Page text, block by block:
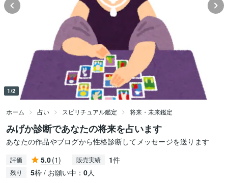
1/2
ホーム 占い スピリチュアル鑑定 将来・未来鑑定
みげか診断であなたの将来を占います
あなたの作品やブログから性格診断してメッセージを送ります
評価 5.0(1) 販売実績 1件
残り 5枠 / お願い中： 0人